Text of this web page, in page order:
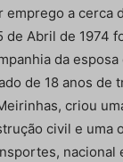
emprego a cerca
de Abril de 1974
da
de 18 anos de
criou
civil e uma
nacional